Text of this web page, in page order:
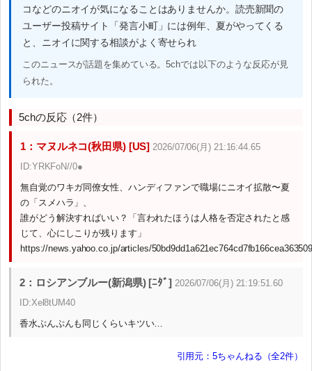
コなどのニオイが気になることはありませんか。読売新聞の
ユーザー投稿サイト「発言小町」には例年、夏がやってくる
と、ニオイに関する相談がよく寄せられ
このニュースが話題を集めている。5chでは以下のような反応が見
られた。
5chの反応（2件）
1：マヌルネコ(秋田県) [US] 2026/07/06(月) 21:16:44.65
ID:YRKFoN//0●
無自覚のワキガ同僚女性、ハンディファンで職場にニオイ拡散〜夏
の「スメハラ」、
誰がどう解決すればいい？「言われたほうは人格を否定されたと感
じて、心にしこりが残ります」
https://news.yahoo.co.jp/articles/
2：ロシアンブルー(新潟県) [ﾆﾀﾞ] 2026/07/06(月) 21:19:51.60
ID:Xel8tUM40
香水ぷんぷんも同じくらいキツい…
引用元：5ちゃんねる（全2件）